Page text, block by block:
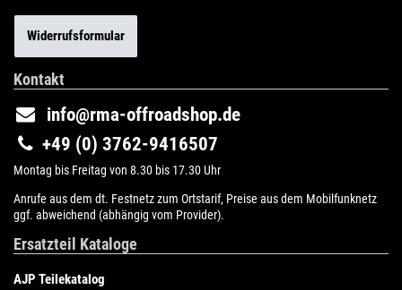
Widerrufsformular
Kontakt
info@rma-offroadshop.de
+49 (0) 3762-9416507
Montag bis Freitag von 8.30 bis 17.30 Uhr
Anrufe aus dem dt. Festnetz zum Ortstarif, Preise aus dem Mobilfunknetz
ggf. abweichend (abhängig vom Provider).
Ersatzteil Kataloge
AJP Teilekatalog